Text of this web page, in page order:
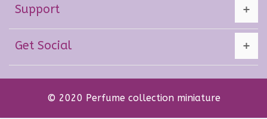
Support
Get Social
© 2020 Perfume collection miniature